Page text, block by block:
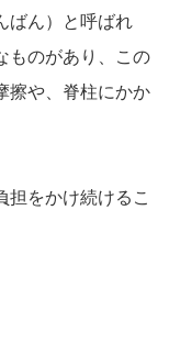
ばん）と呼ばれ
ものがあり、この
擦や、脊柱にかか
担をかけ続けるこ